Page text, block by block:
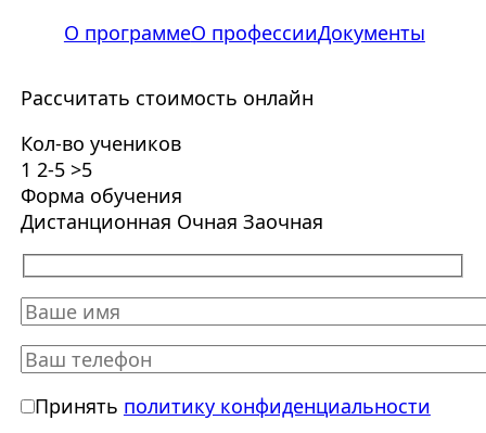
О программеО профессииДокументы
Рассчитать стоимость онлайн
Кол-во учеников
1 2-5 >5
Форма обучения
Дистанционная Очная Заочная
Принять политику конфиденциальности